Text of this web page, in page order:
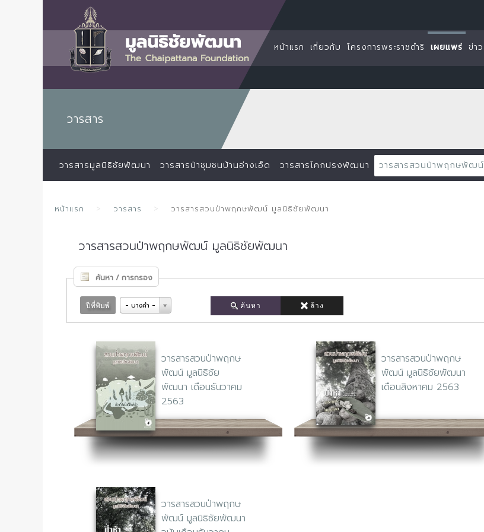
หน้าแรก เกี่ยวกับ โครงการพระราชดำริ เผยแพร่ ข่าว
วารสาร
วารสารมูลนิธิชัยพัฒนา วารสารป่าชุมชนบ้านอ่างเอ็ด วารสารโคกปรงพัฒนา วารสารสวนป่าพฤกษพัฒน์
หน้าแรก วารสาร วารสารสวนป่าพฤกษพัฒน์ มูลนิธิชัยพัฒนา
วารสารสวนป่าพฤกษพัฒน์ มูลนิธิชัยพัฒนา
ค้นหา / การกรอง
ปีที่พิมพ์ - บางคำ - ค้นหา ล้าง
วารสารสวนป่าพฤกษ
พัฒน์ มูลนิธิชัย
พัฒนา เดือนธันวาคม
2563
วารสารสวนป่าพฤกษ
พัฒน์ มูลนิธิชัยพัฒนา
เดือนสิงหาคม 2563
วารสารสวนป่าพฤกษ
พัฒน์ มูลนิธิชัยพัฒนา